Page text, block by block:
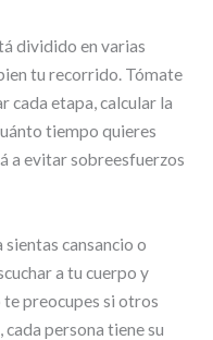
dividido en varias
tu recorrido. Tómate
cada etapa, calcular la
tiempo quieres
a evitar sobreesfuerzos
cansancio o
a tu cuerpo y
te preocupes si otros
persona tiene su